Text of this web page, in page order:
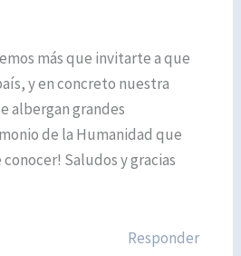
más que invitarte a que
y en concreto nuestra
albergan grandes
de la Humanidad que
Saludos y gracias
Responder